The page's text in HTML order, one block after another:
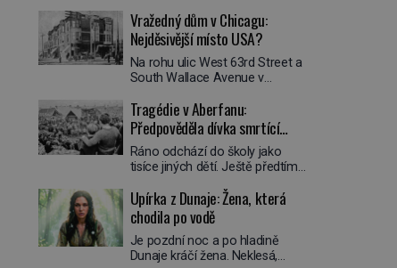
se o lodích mizejících beze
stopy, podivných světlech,
zrádných proudech i mořských
dracích, kteří měli tyto končiny
střežit už v dávných legendách.
trojúhelník skutečně prokletým
místem, nebo se zde jen
nebezpečná příroda proměnila
v jednu z nejpůsobivějších
námořních záhad? […]
Vražedný dům v Chicagu:
Nejděsivější místo USA?
Na rohu ulic West 63rd Street a
South Wallace Avenue v
Nemá žádný speciální nápis ani
pamětní desku. A přesto prý
místní zaměstnanci neradi
chodí do sklepa. Právě tady
totiž sídlil sériový vrah H. H.
nejpropracovanější past na lidi
v dějinách americké
kriminalistiky. Herman Webster
Mudgett (1861–1896) přijíždí […]
Tragédie v Aberfanu:
Předpověděla dívka smrtící
sesuv půdy?
Ráno odchází do školy jako
tisíce jiných dětí. Ještě předtím
snem. Ve škole, kterou dobře
zná, tentokrát nevidí budovu ani
spolužáky. Místo nich se před ní
tyčí cosi temného. O několik
hodin později je mrtvá. Mohla
Upírka z Dunaje: Žena, která
chodila po vodě
Je pozdní noc a po hladině
Dunaje kráčí žena. Neklesá,